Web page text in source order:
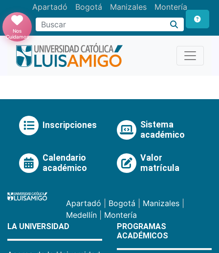
Apartadó Bogotá Manizales Montería
Buscar
Nos
Cuidamos
Inscripciones
Sistema
académico
Calendario
académico
Valor
matrícula
Apartadó Bogotá Manizales
Medellín
Montería
LA UNIVERSIDAD
PROGRAMAS
ACADÉMICOS